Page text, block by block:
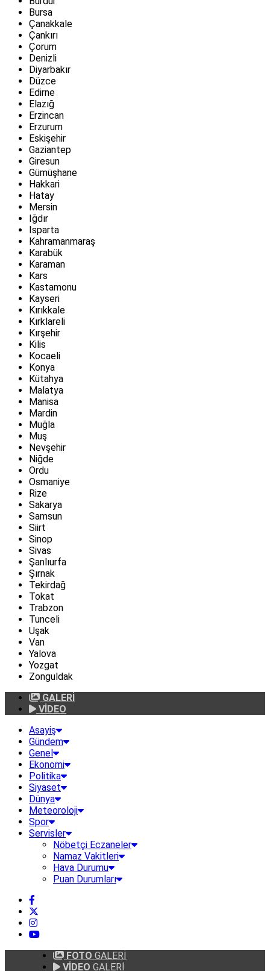
Bursa
Çanakkale
Çankırı
Çorum
Denizli
Diyarbakır
Düzce
Edirne
Elazığ
Erzincan
Erzurum
Eskişehir
Gaziantep
Giresun
Gümüşhane
Hakkari
Hatay
Mersin
Iğdır
Isparta
Kahramanmaraş
Karabük
Karaman
Kars
Kastamonu
Kayseri
Kırıkkale
Kırklareli
Kırşehir
Kilis
Kocaeli
Konya
Kütahya
Malatya
Manisa
Mardin
Muğla
Muş
Nevşehir
Niğde
Ordu
Osmaniye
Rize
Sakarya
Samsun
Siirt
Sinop
Sivas
Şanlıurfa
Şırnak
Tekirdağ
Tokat
Trabzon
Tunceli
Uşak
Van
Yalova
Yozgat
Zonguldak
GALERİ
VİDEO
Asayiş
Gündem
Genel
Ekonomi
Politika
Siyaset
Dünya
Meteoroloji
Spor
Servisler
Nöbetçi Eczaneler
Namaz Vakitleri
Hava Durumu
Puan Durumları
FOTO GALERİ
VİDEO GALERİ